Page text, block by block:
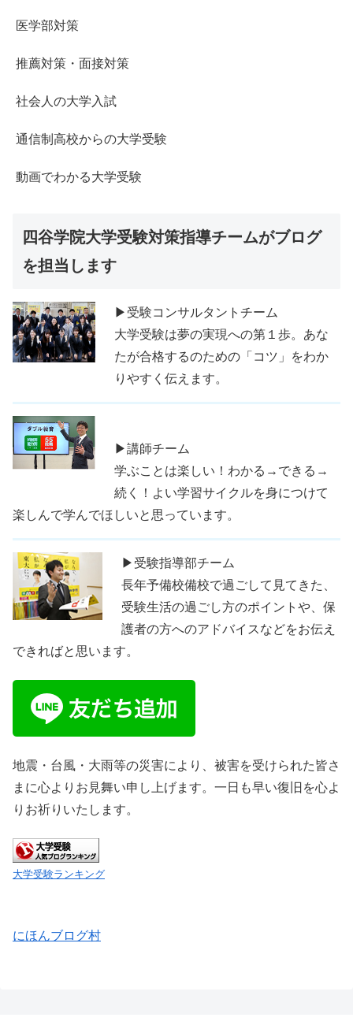
医学部対策
推薦対策・面接対策
社会人の大学入試
通信制高校からの大学受験
動画でわかる大学受験
四谷学院大学受験対策指導チームがブログ
を担当します
▶受験コンサルタントチーム
大学受験は夢の実現への第１歩。あな
たが合格するのための「コツ」をわか
りやすく伝えます。
▶講師チーム
学ぶことは楽しい！わかる→できる→
続く！よい学習サイクルを身につけて
楽しんで学んでほしいと思っています。
▶受験指導部チーム
長年予備校備校で過ごして見てきた、
受験生活の過ごし方のポイントや、保
護者の方へのアドバイスなどをお伝え
できればと思います。
地震・台風・大雨等の災害により、被害を受けられた皆さ
まに心よりお見舞い申し上げます。一日も早い復旧を心よ
りお祈りいたします。
大学受験ランキング
にほんブログ村